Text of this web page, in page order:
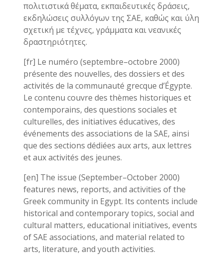
πολιτιστικά θέματα, εκπαιδευτικές δράσεις,
εκδηλώσεις συλλόγων της ΣΑΕ, καθώς και ύλη
σχετική με τέχνες, γράμματα και νεανικές
δραστηριότητες.
[fr] Le numéro (septembre–octobre 2000)
présente des nouvelles, des dossiers et des
activités de la communauté grecque d’Égypte.
Le contenu couvre des thèmes historiques et
contemporains, des questions sociales et
culturelles, des initiatives éducatives, des
événements des associations de la SAE, ainsi
que des sections dédiées aux arts, aux lettres
et aux activités des jeunes.
[en] The issue (September–October 2000)
features news, reports, and activities of the
Greek community in Egypt. Its contents include
historical and contemporary topics, social and
cultural matters, educational initiatives, events
of SAE associations, and material related to
arts, literature, and youth activities.